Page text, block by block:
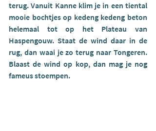
terug. Vanuit Kanne klim je in een tiental
mooie bochtjes op kedeng kedeng beton
helemaal tot op het Plateau van
Haspengouw. Staat de wind daar in de
rug, dan waai je zo terug naar Tongeren.
Blaast de wind op kop, dan mag je nog
fameus stoempen.